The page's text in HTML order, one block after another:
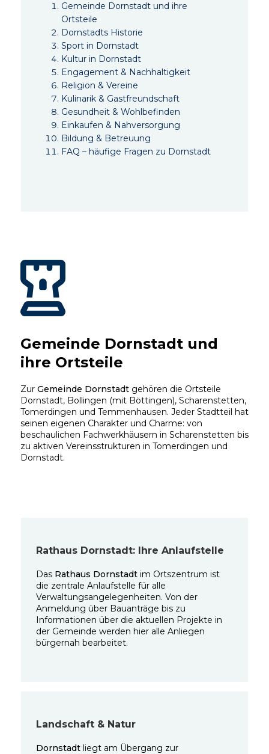
Gemeinde Dornstadt und ihre
Ortsteile
Dornstadts Historie
Sport in Dornstadt
Kultur in Dornstadt
Engagement & Nachhaltigkeit
Religion & Vereine
Kulinarik & Gastfreundschaft
Gesundheit & Wohlbefinden
Einkaufen & Nahversorgung
Bildung & Betreuung
FAQ – häufige Fragen zu Dornstadt
Gemeinde Dornstadt und
ihre Ortsteile
Zur Gemeinde Dornstadtgehören die Ortsteile
Dornstadt, Bollingen (mit Böttingen), Scharenstetten,
Tomerdingen und Temmenhausen. Jeder Stadtteil hat
seinen eigenen Charakter und Charme: von
beschaulichen Fachwerkhäusern in Scharenstetten bis
zu aktiven Vereinsstrukturen in Tomerdingen und
Dornstadt.
Rathaus Dornstadt: Ihre Anlaufstelle
Das Rathaus Dornstadt im Ortszentrum ist
die zentrale Anlaufstelle für alle
Verwaltungsangelegenheiten. Von der
Anmeldung über Bauanträge bis zu
Informationen über die aktuellen Projekte in
der Gemeinde werden hier alle Anliegen
bürgernah bearbeitet.
Landschaft & Natur
Dornstadt liegt am Übergang zur